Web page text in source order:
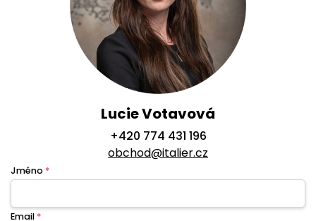
Lucie Votavová
+420 774 431 196
obchod@italier.cz
Jméno *
Email *